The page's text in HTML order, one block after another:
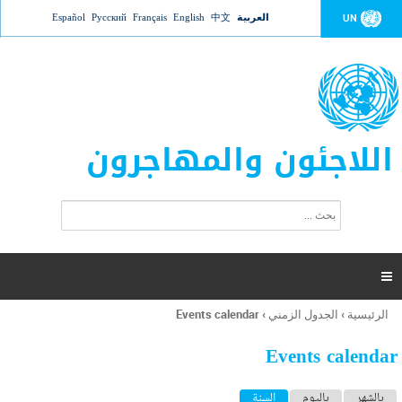
Jump to navigation UN العربية 中文
English
Français
Русский
Español
اللاجئون والمهاجرون
ت
ر
ل
ح
ب

أنت
هنا
الرئيسية › الجدول الزمني ›
Events calendar
Events calendar